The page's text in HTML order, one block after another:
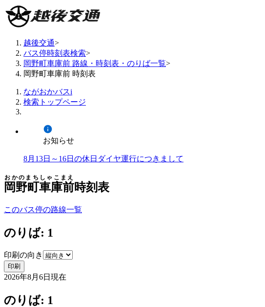
越後交通>
バス停時刻表検索>
岡野町車庫前 路線・時刻表・のりば一覧>
岡野町車庫前 時刻表
ながおかバスi
検索トップページ
お知らせ
8月13日～16日の休日ダイヤ運行につきまして
岡野町車庫前
おかのまちしゃこまえ
時刻表
このバス停の路線一覧
のりば: 1
印刷の向き
印刷
2026年8月6日 現在
のりば: 1